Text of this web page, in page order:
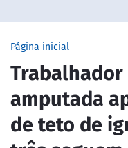
Página inicial
amputada
de teto de